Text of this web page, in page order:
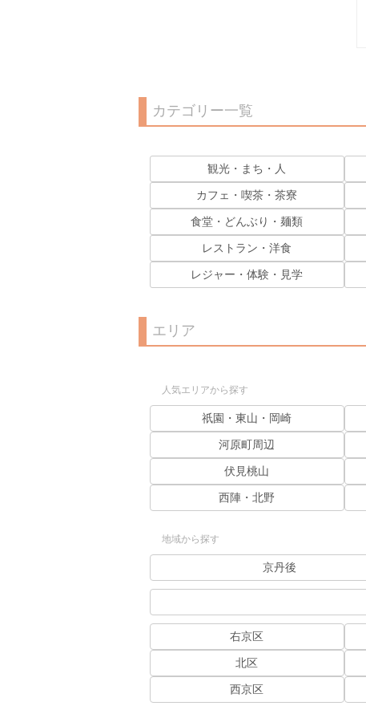
カテゴリー一覧
観光・まち・人
カフェ・喫茶・茶寮
食堂・どんぶり・麺類
レストラン・洋食
レジャー・体験・見学
エリア
人気エリアから探す
祇園・東山・岡崎
河原町周辺
伏見桃山
西陣・北野
地域から探す
京丹後
右京区
北区
西京区